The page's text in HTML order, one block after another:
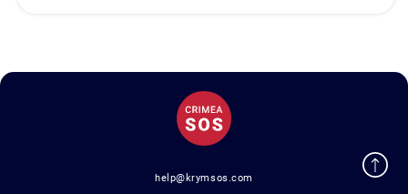
help@krymsos.com